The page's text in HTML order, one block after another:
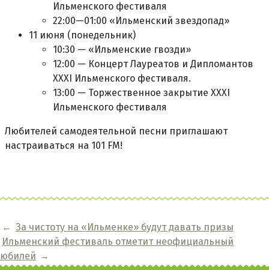
Ильменского фестиваля
22:00—01:00 «Ильменский звездопад»
11 июня (понедельник)
10:30 — «Ильменские гвозди»
12:00 — Концерт Лауреатов и Дипломантов
XXXI Ильменского фестиваля.
13:00 — Торжественное закрытие XXXI
Ильменского фестиваля
Любителей самодеятельной песни приглашают
настраиваться на 101 FM!
← За чистоту на «Ильменке» будут давать призы
Ильменский фестиваль отметит неофициальный
юбилей →